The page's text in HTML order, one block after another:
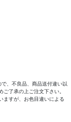
、不良品、商品送付違い以
了承の上ご注文下さい。
ますが、お色目違いによる